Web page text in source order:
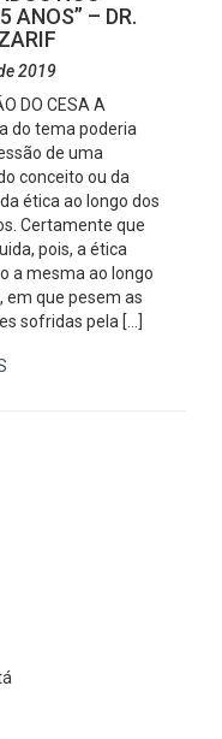
ANOS” – DR.
2019
DO CESA A
do tema poderia
de uma
conceito ou da
ética ao longo dos
Certamente que
pois, a ética
a mesma ao longo
em que pesem as
sofridas pela […]